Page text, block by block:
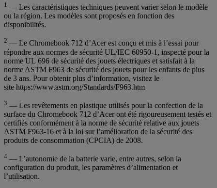
1 — Les caractéristiques techniques peuvent varier selon le modèle
ou la région. Les modèles sont proposés en fonction des
disponibilités.
2 — Le Chromebook 712 d’Acer est conçu et mis à l’essai pour
répondre aux normes de sécurité UL/IEC 60950-1, inspecté pour la
norme UL 696 de sécurité des jouets électriques et satisfait à la
norme ASTM F963 de sécurité des jouets pour les enfants de plus
de 3 ans. Pour obtenir plus d’information, visitez le
site https://www.astm.org/Standards/F963.htm
3 — Les revêtements en plastique utilisés pour la confection de la
surface du Chromebook 712 d’Acer ont été rigoureusement testés et
certifiés conformément à la norme de sécurité relative aux jouets
ASTM F963-16 et à la loi sur l’amélioration de la sécurité des
produits de consommation (CPCIA) de 2008.
4 — L’autonomie de la batterie varie, entre autres, selon la
configuration du produit, les paramètres d’alimentation et
l’utilisation.